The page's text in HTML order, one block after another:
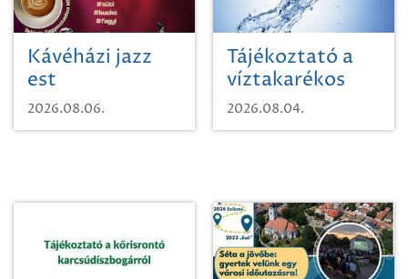
Kávéházi jazz
est
2026.08.06.
Tájékoztató a
víztakarékos
vízhasználatról
2026.08.04.